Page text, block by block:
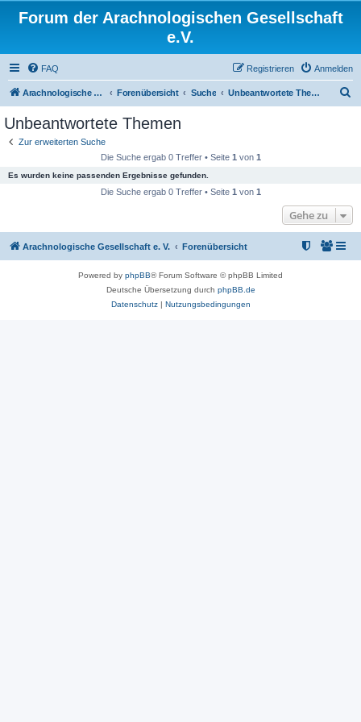
Forum der Arachnologischen Gesellschaft
e.V.
FAQ Anmelden
Registrieren
Arachnologische Gesellschaft e. V. Forenübersicht Suche Unbeantwortete Themen
Unbeantwortete Themen
Zur erweiterten Suche
Die Suche ergab 0 Treffer • Seite 1 von 1
Es wurden keine passenden Ergebnisse gefunden.
Die Suche ergab 0 Treffer • Seite 1 von 1
Gehe zu
Arachnologische Gesellschaft e. V. Forenübersicht
Powered by phpBB® Forum Software © phpBB Limited
Deutsche Übersetzung durch phpBB.de
Datenschutz| Nutzungsbedingungen